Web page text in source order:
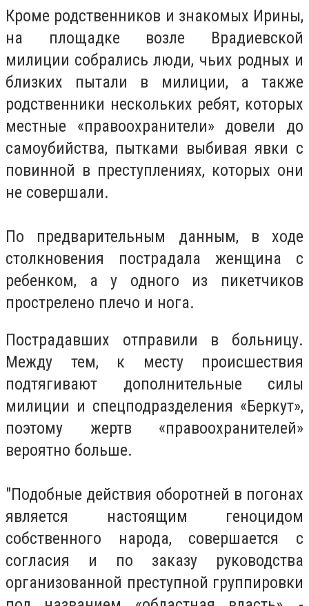
Кроме родственников и знакомых Ирины,
на площадке возле Врадиевской
милиции собрались люди, чьих родных и
близких пытали в милиции, а также
родственники нескольких ребят, которых
местные «правоохранители» довели до
самоубийства, пытками выбивая явки с
повинной в преступлениях, которых они
не совершали.
По предварительным данным, в ходе
столкновения пострадала женщина с
ребенком, а у одного из пикетчиков
прострелено плечо и нога.
Пострадавших отправили в больницу.
Между тем, к месту происшествия
подтягивают дополнительные силы
милиции и спецподразделения «Беркут»,
поэтому жертв «правоохранителей»
вероятно больше.
"Подобные действия оборотней в погонах
является настоящим геноцидом
собственного народа, совершается с
согласия и по заказу руководства
организованной преступной группировки